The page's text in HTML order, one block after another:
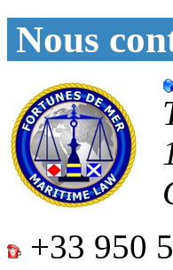
Nous
+33 950